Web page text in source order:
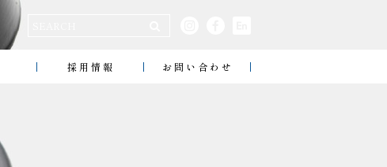
採用情報 お問い合わせ